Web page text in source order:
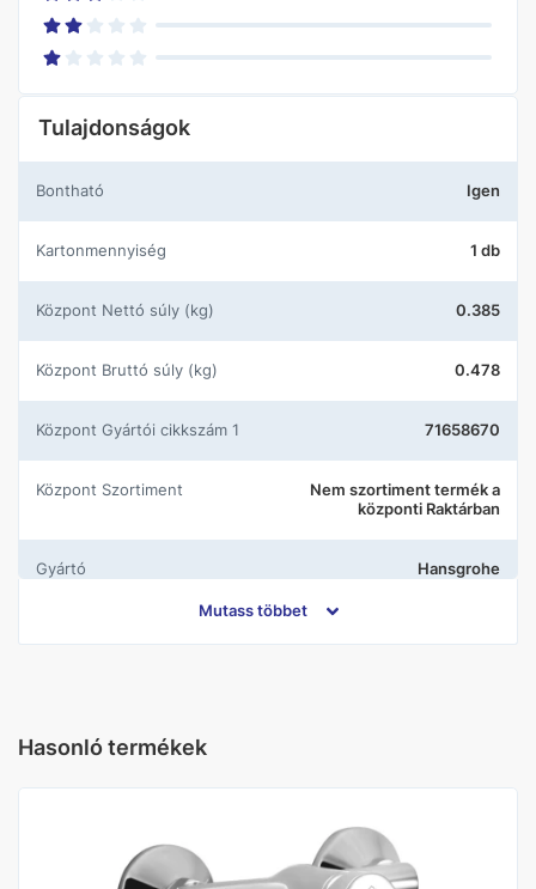
Tulajdonságok
Bontható Igen
Kartonmennyiség 1 db
központ Nettó súly (kg) 0.385
központ Bruttó súly (kg) 0.478
központ Gyártói cikkszám 1 71658670
központ Szortiment
Nem szortiment termék a
központi Raktárban
Gyártó Hansgrohe
Mutass többet
Hasonló termékek